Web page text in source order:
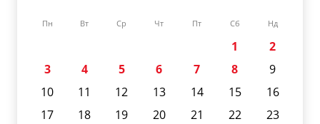
Пн Вт Ср Чт Пт Сб Нд
1
2
3
4 5 6 7 8
9
10
11 12 13 14 15
16
17
18 19 20 21 22
23